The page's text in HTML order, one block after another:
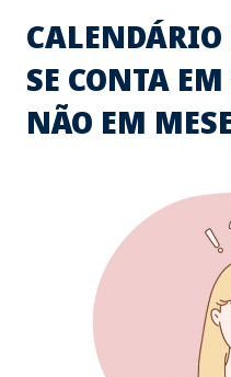
CALENDÁRIO
SE CONTA
NÃO EM